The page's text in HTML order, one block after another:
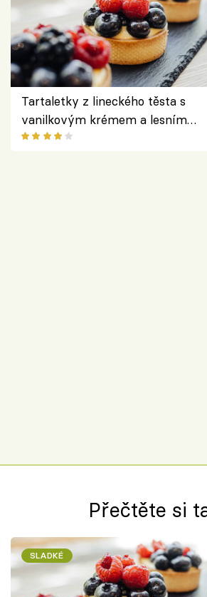
Tartaletky z lineckého těsta s
vanilkovým krémem a lesním
ovocem podle Bread Society
Přečtěte si
SLADKÉ